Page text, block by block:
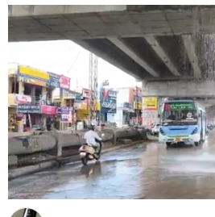
வைரல்
ஷார்ட் வீடியோஸ்
வலை கதைகள்
போட்டோ கேலரி